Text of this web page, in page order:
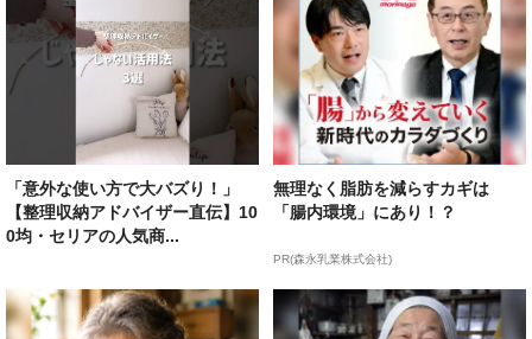
「意外な使い方で大バズり！」
【整理収納アドバイザー直伝】10
0均・セリアの人気商...
無理なく脂肪を減らすカギは
「腸内環境」にあり！？
PR(森永乳業株式会社)